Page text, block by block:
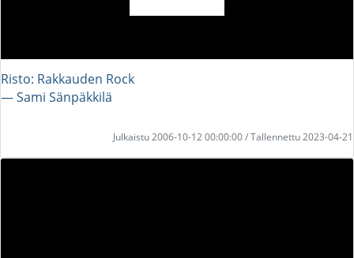
Risto: Rakkauden Rock
― Sami Sänpäkkilä
Julkaistu 2006-10-12 00:00:00 / Tallennettu 2023-04-21